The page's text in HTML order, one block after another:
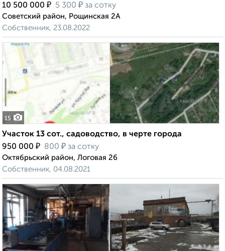
10 500 000 ₽ 5 300 ₽ за сотку
Советский район, Рощинская 2А
Собственник, 23.08.2022
15
Участок 13 сот., садоводство, в черте города
950 000 ₽ 800 ₽ за сотку
Октябрьский район, Логовая 26
Собственник, 04.08.2021